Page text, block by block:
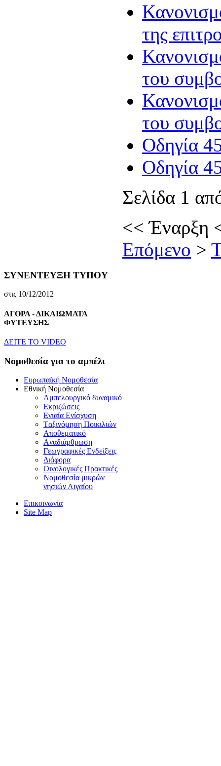
της
του
του
Οδηγία
Οδηγία
Σελίδα 1
<<Έναρξη
Επόμενο >
ΣΥΝΕΝΤΕΥΞΗ ΤΥΠΟΥ
στις 10/12/2012
ΑΓΟΡΑ - ΔΙΚΑΙΩΜΑΤΑ
ΦΥΤΕΥΣΗΣ
ΔEITE TO VIDEO
Nομοθεσία για το αμπέλι
Eυρωπαϊκή Nομοθεσία
Eθνική Nομοθεσία
Aμπελουργικό δυναμικό
Eκριζώσεις
Eνιαία Eνίσχυση
Tαξινόμηση Ποικιλιών
Aποθεματικό
Aναδιάρθρωση
Γεωγραφικές Ενδείξεις
Διάφορα
Oινολογικές Πρακτικές
Νομοθεσία μικρών
νησιών Αιγαίου
Επικοινωνία
Site Map